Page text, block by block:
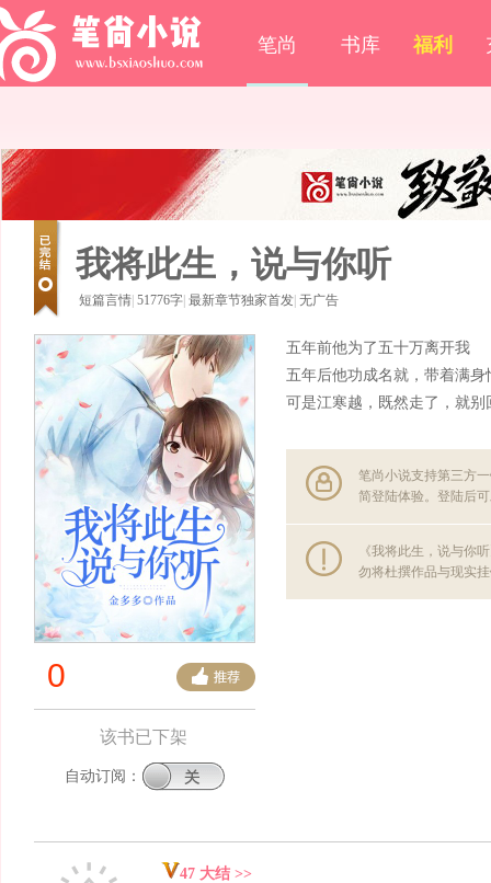
笔尚 书库 福利
我将此生，说与你听
短篇言情 51776字 最新章节独家首发 无广告
0
该书已下架
自动订阅：
五年前他为了五十万离开我
五年后他功成名就，带着满身
可是江寒越，既然走了，就别
笔尚小说支持第三方
简登陆体验。登陆后
《我将此生，说与你
勿将杜撰作品与现实
47 大结 >>